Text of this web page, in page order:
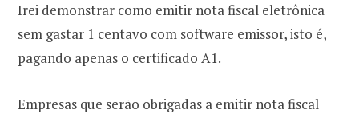
Irei demonstrar como emitir nota fiscal eletrônica
sem gastar 1 centavo com software emissor, isto é,
pagando apenas o certificado A1.
Empresas que serão obrigadas a emitir nota fiscal